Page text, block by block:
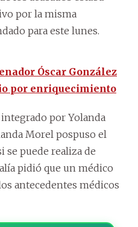
por la misma
para este lunes.
Óscar González
por enriquecimiento
por Yolanda
Morel pospuso el
se puede realiza de
pidió que un médico
antecedentes médicos